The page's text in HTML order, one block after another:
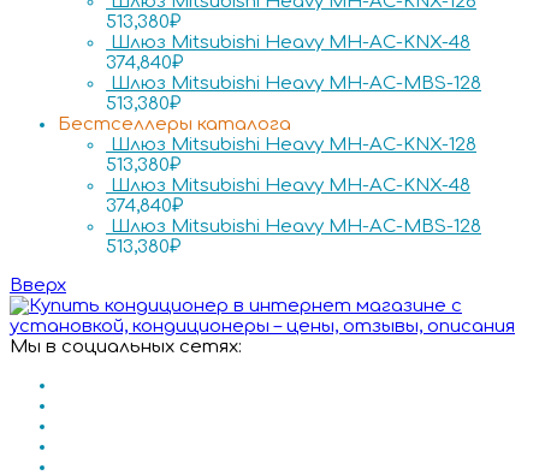
513,380₽
Шлюз Mitsubishi Heavy MH-AC-KNX-48
374,840₽
Шлюз Mitsubishi Heavy MH-AC-MBS-128
513,380₽
Бестселлеры каталога
Шлюз Mitsubishi Heavy MH-AC-KNX-128
513,380₽
Шлюз Mitsubishi Heavy MH-AC-KNX-48
374,840₽
Шлюз Mitsubishi Heavy MH-AC-MBS-128
513,380₽
Вверх
Мы в социальных сетях: